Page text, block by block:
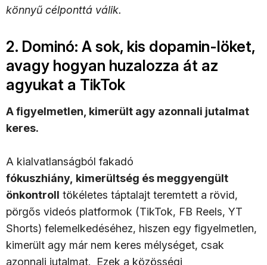
könnyű célponttá válik.
2. Dominó: A sok, kis dopamin-löket,
avagy hogyan huzalozza át az
agyukat a TikTok
A figyelmetlen, kimerült agy azonnali jutalmat
keres.
A kialvatlanságból fakadó
fókuszhiány, kimerültség és meggyengült
önkontroll tökéletes táptalajt teremtett a rövid,
pörgős videós platformok (TikTok, FB Reels, YT
Shorts) felemelkedéséhez, hiszen egy figyelmetlen,
kimerült agy már nem keres mélységet, csak
azonnali jutalmat.
Ezek a közösségi